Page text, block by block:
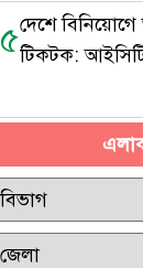
৫দেশে
টিকটক: আইসিটি